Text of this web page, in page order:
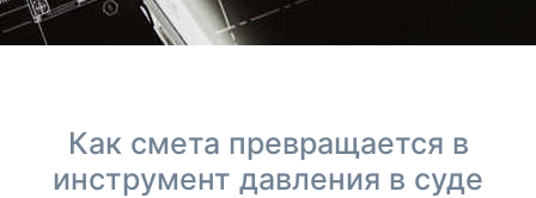
Как смета превращается в
инструмент давления в суде